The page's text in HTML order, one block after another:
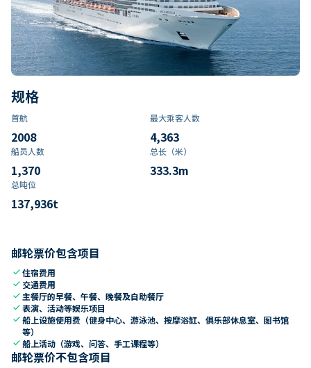
规格
首航
2008
最大乘客人数
4,363
船员人数
1,370
总长（米）
333.3m
总吨位
137,936t
邮轮票价包含项目
check住宿费用
check 交通费用
check 主餐厅的早餐、午餐、晚餐及自助餐厅
check表演、活动等娱乐项目
check船上设施使用费（健身中心、游泳池、按摩浴缸、俱乐部休息室、图书馆
等）
check船上活动（游戏、问答、手工课程等）
邮轮票价不包含项目